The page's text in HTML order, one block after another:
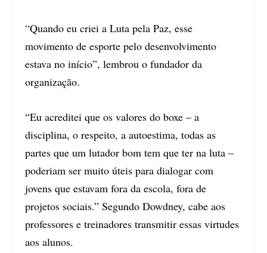
“Quando eu criei a Luta pela Paz, esse
movimento de esporte pelo desenvolvimento
estava no início”, lembrou o fundador da
organização.
“Eu acreditei que os valores do boxe – a
disciplina, o respeito, a autoestima, todas as
partes que um lutador bom tem que ter na luta –
poderiam ser muito úteis para dialogar com
jovens que estavam fora da escola, fora de
projetos sociais.” Segundo Dowdney, cabe aos
professores e treinadores transmitir essas virtudes
aos alunos.